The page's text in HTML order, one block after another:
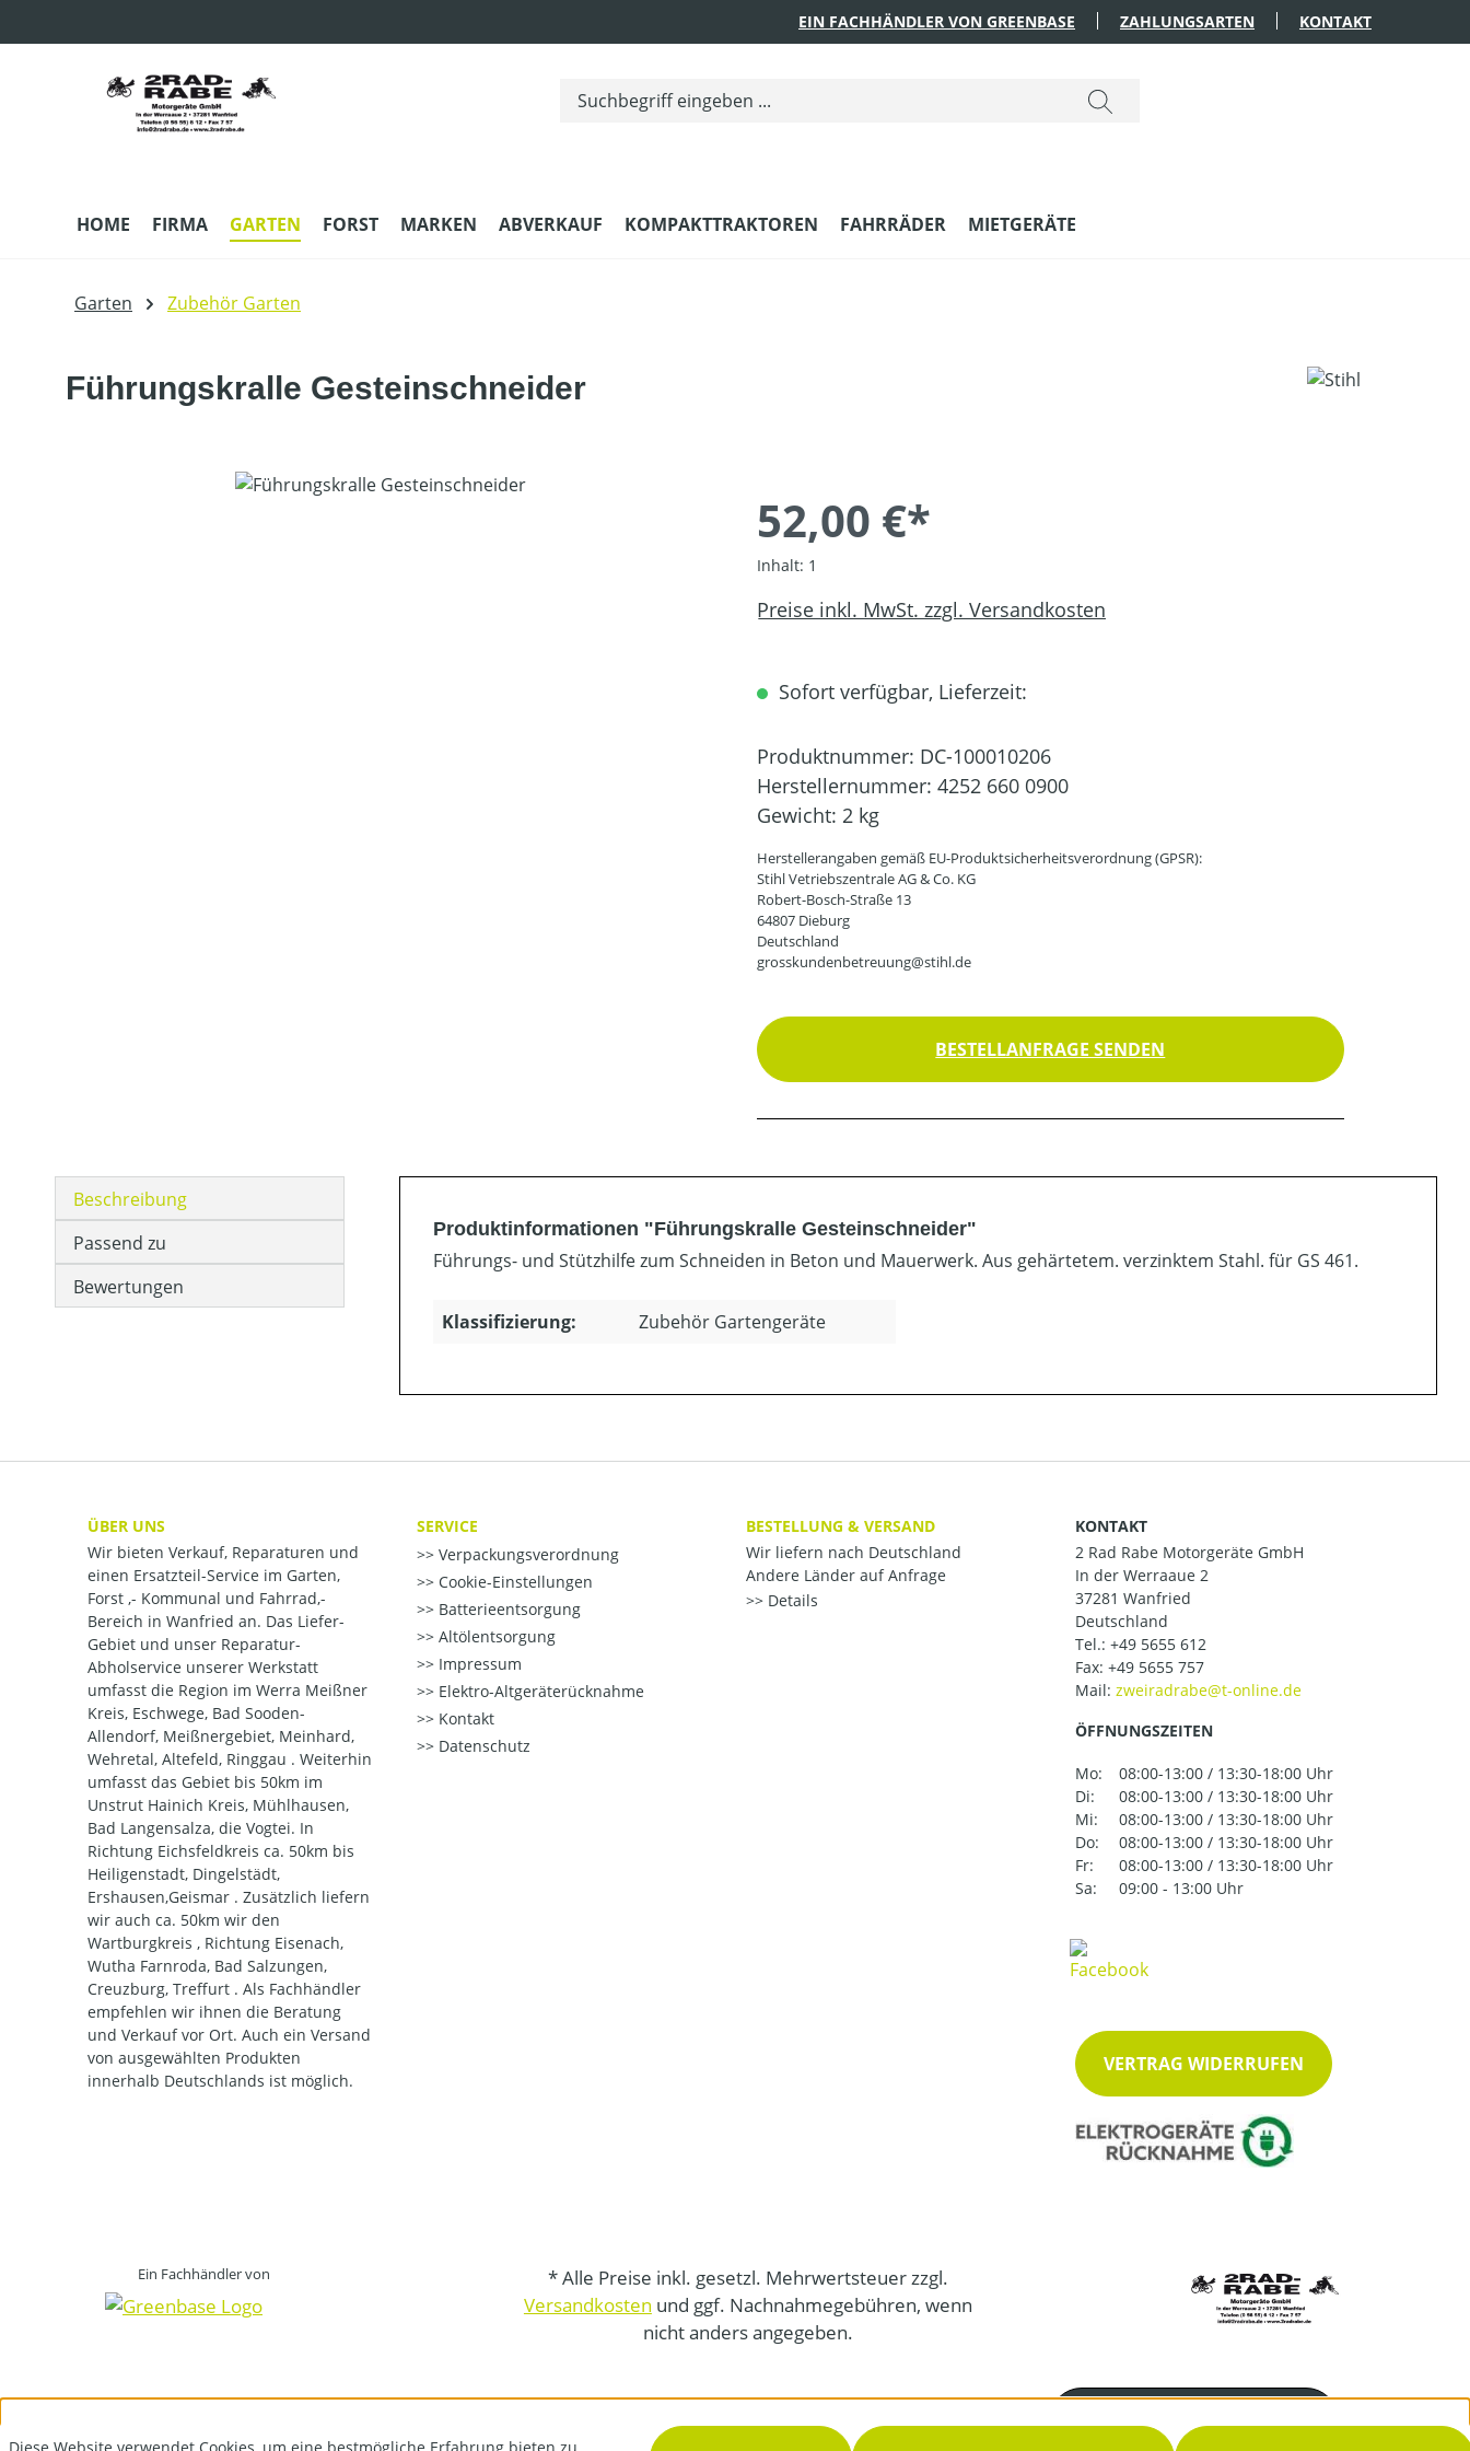
EIN FACHHÄNDLER VON GREENBASE ZAHLUNGSARTEN KONTAKT
HOME FIRMA GARTEN FORST MARKEN ABVERKAUF KOMPAKTTRAKTOREN FAHRRÄDER MIETGERÄTE
Garten Zubehör Garten
Führungskralle Gesteinschneider
Bildergalerie überspringen
52,00 €*
Inhalt: 1
Preise inkl. MwSt. zzgl. Versandkosten
Sofort verfügbar, Lieferzeit:
Produktnummer: DC-100010206
Herstellernummer: 4252 660 0900
Gewicht: 2 kg
Herstellerangaben gemäß EU-Produktsicherheitsverordnung (GPSR):
Stihl Vetriebszentrale AG & Co. KG
Robert-Bosch-Straße 13
64807 Dieburg
Deutschland
grosskundenbetreuung@stihl.de
BESTELLANFRAGE SENDEN
Beschreibung
Passend zu
Bewertungen
Produktinformationen "Führungskralle Gesteinschneider"
Führungs- und Stützhilfe zum Schneiden in Beton und Mauerwerk. Aus gehärtetem. verzinktem Stahl. für GS 461.
Klassifizierung: Zubehör Gartengeräte
ÜBER UNS
Wir bieten Verkauf, Reparaturen und
einen Ersatzteil-Service im Garten,
Forst ,- Kommunal und Fahrrad,-
Bereich in Wanfried an. Das Liefer-
Gebiet und unser Reparatur-
Abholservice unserer Werkstatt
umfasst die Region im Werra Meißner
Kreis, Eschwege, Bad Sooden-
Allendorf, Meißnergebiet, Meinhard,
Wehretal, Altefeld, Ringgau . Weiterhin
umfasst das Gebiet bis 50km im
Unstrut Hainich Kreis, Mühlhausen,
Bad Langensalza, die Vogtei. In
Richtung Eichsfeldkreis ca. 50km bis
Heiligenstadt, Dingelstädt,
Ershausen,Geismar . Zusätzlich liefern
wir auch ca. 50km wir den
Wartburgkreis , Richtung Eisenach,
Wutha Farnroda, Bad Salzungen,
Creuzburg, Treffurt . Als Fachhändler
empfehlen wir ihnen die Beratung
und Verkauf vor Ort. Auch ein Versand
von ausgewählten Produkten
innerhalb Deutschlands ist möglich.
SERVICE
Verpackungsverordnung
Cookie-Einstellungen
Batterieentsorgung
Altölentsorgung
Impressum
Elektro-Altgeräterücknahme
Kontakt
Datenschutz
BESTELLUNG & VERSAND
Wir liefern nach Deutschland
Andere Länder auf Anfrage
Details
KONTAKT
2 Rad Rabe Motorgeräte GmbH
In der Werraaue 2
37281 Wanfried
Deutschland
Tel.: +49 5655 612
Fax: +49 5655 757
Mail:
ÖFFNUNGSZEITEN
Mo:
08:00-13:00 / 13:30-18:00 Uhr
Di:
08:00-13:00 / 13:30-18:00 Uhr
Mi:
08:00-13:00 / 13:30-18:00 Uhr
Do:
08:00-13:00 / 13:30-18:00 Uhr
Fr:
08:00-13:00 / 13:30-18:00 Uhr
Sa:
09:00 - 13:00 Uhr
VERTRAG WIDERRUFEN
Ein Fachhändler von
* Alle Preise inkl. gesetzl. Mehrwertsteuer zzgl.
Versandkosten und ggf. Nachnahmegebühren, wenn
nicht anders angegeben.
05655 612